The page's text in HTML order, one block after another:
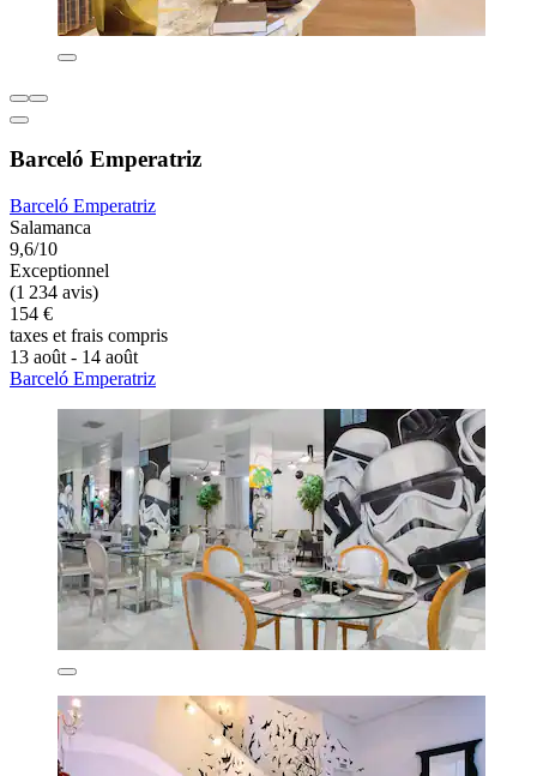
Barceló Emperatriz
Barceló Emperatriz
Salamanca
9,6/10
Exceptionnel
(1 234 avis)
154 €
taxes et frais compris
13 août - 14 août
Barceló Emperatriz